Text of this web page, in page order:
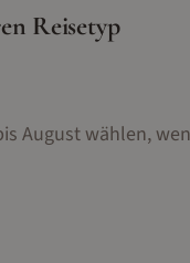
Reisetyp
August wählen,